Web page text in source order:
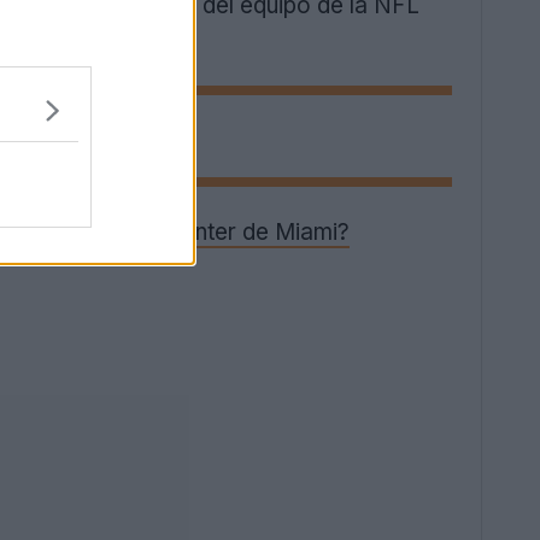
05 - ¿Viene el Inter de Miami?